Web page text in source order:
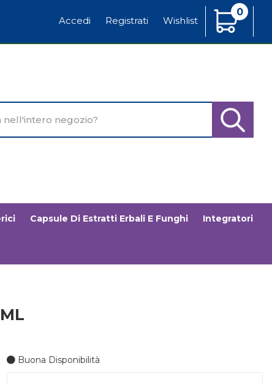
Accedi Registrati Wishlist
0
Articoli
Inseriti
Cerca
Capsule Di Estratti Erbali E Funghi Integratori
Buona Disponibilità